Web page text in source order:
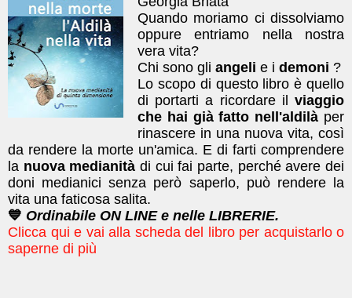
Quando moriamo ci dissolviamo
oppure entriamo nella nostra
vera vita?
Chi sono gli angeli e i demoni ?
Lo scopo di questo libro è quello
di portarti a ricordare il viaggio
che hai già fatto nell'aldilà per
rinascere in una nuova vita, così
da rendere la morte un'amica. E di farti comprendere
la nuova medianità di cui fai parte, perché avere dei
doni medianici senza però saperlo, può rendere la
vita una faticosa salita.
💙 Ordinabile ON LINE e nelle LIBRERIE.
Clicca qui e vai alla scheda del libro per acquistarlo o
saperne di più